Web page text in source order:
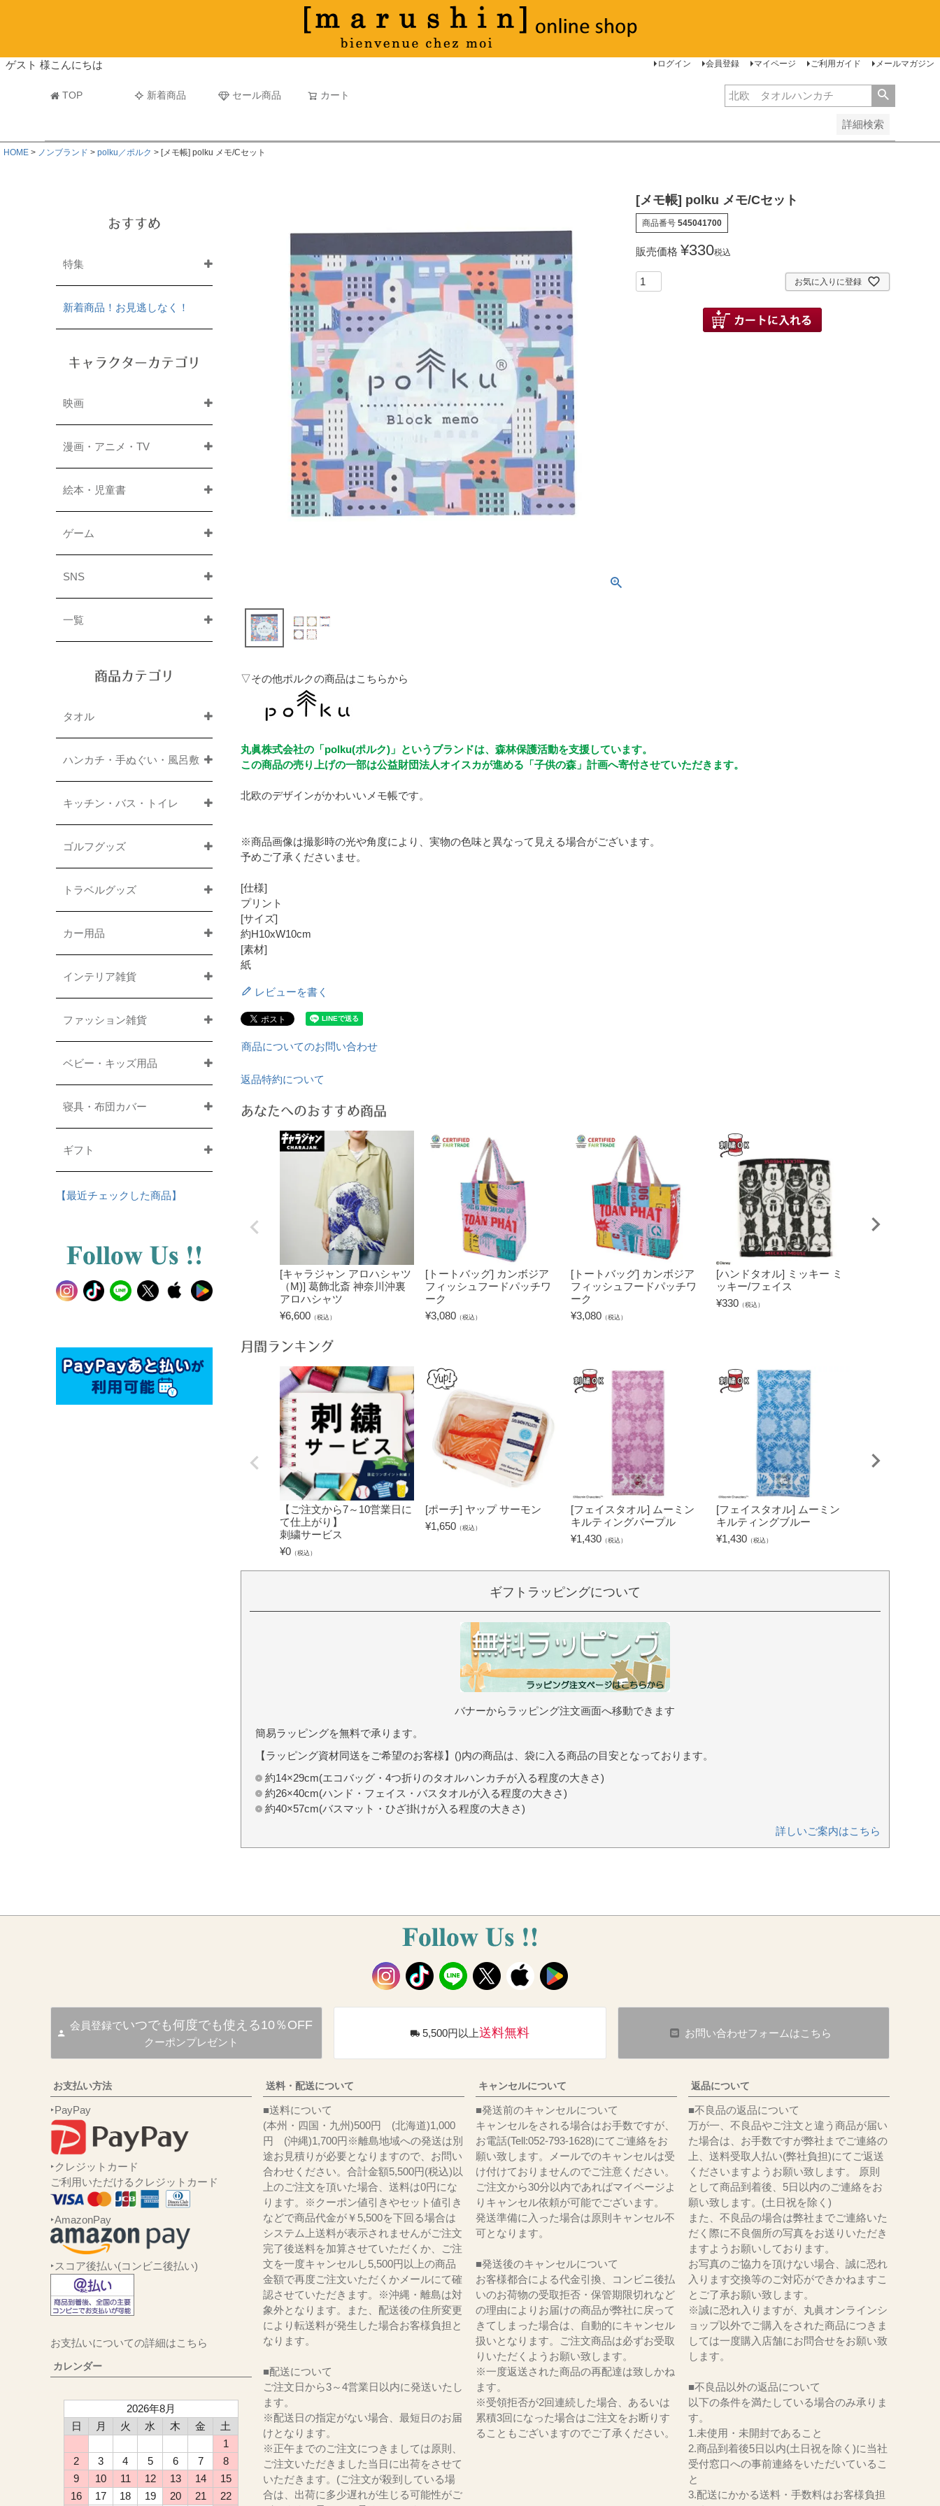
ゲスト 様こんにちは ログイン 会員登録 マイページ ご利用ガイド メールマガジン
TOP 新着商品 セール商品 カート
詳細検索
マフラータオル
並び順
新着順
古い順 価格が安い順
HOME ノンブランド polku／ポルク [メモ帳] polku メモ/Cセット
おすすめ
特集
新着商品！お見逃しなく！
キャラクターカテゴリ
映画
漫画・アニメ・TV
絵本・児童書
ゲーム
SNS
一覧
商品カテゴリ
タオル
ハンカチ・手ぬぐい・風呂敷
キッチン・バス・トイレ
ゴルフグッズ
トラベルグッズ
カー用品
インテリア雑貨
ファッション雑貨
ベビー・キッズ用品
寝具・布団カバー
ギフト
【最近チェックした商品】
[メモ帳] polku メモ/Cセット
商品番号 545041700
販売価格 ¥330税込
お気に入りに登録
▽その他ポルクの商品はこちらから
丸眞株式会社の「polku(ポルク)」というブランドは、森林保護活動を支援しています。
この商品の売り上げの一部は公益財団法人オイスカが進める「子供の森」計画へ寄付させていただきます。
北欧のデザインがかわいいメモ帳です。
※商品画像は撮影時の光や角度により、実物の色味と異なって見える場合がございます。
予めご了承くださいませ。
[仕様]
プリント
[サイズ]
約H10xW10cm
[素材]
紙
レビューを書く
商品についてのお問い合わせ
返品特約について
あなたへのおすすめ商品
[キャラジャン アロハシャツ
（M)] 葛飾北斎 神奈川沖裏
アロハシャツ
¥6,600 （税込）
[トートバッグ] カンボジア
フィッシュフードパッチワ
ーク
¥3,080 （税込）
[トートバッグ] カンボジア
フィッシュフードパッチワ
ーク
¥3,080 （税込）
[ハンドタオル] ミッキー ミ
ッキー/フェイス
¥330 （税込）
月間ランキング
【ご注文から7～10営業日に
て仕上がり】
刺繍サービス
¥0 （税込）
[ポーチ] ヤップ サーモン
¥1,650 （税込）
[フェイスタオル] ムーミン
キルティングパープル
¥1,430 （税込）
[フェイスタオル] ムーミン
キルティングブルー
¥1,430 （税込）
ギフトラッピングについて
バナーからラッピング注文画面へ移動できます
簡易ラッピングを無料で承ります。
【ラッピング資材同送をご希望のお客様】()内の商品は、袋に入る商品の目安となっております。
約14×29cm(エコバッグ・4つ折りのタオルハンカチが入る程度の大きさ)
約26×40cm(ハンド・フェイス・バスタオルが入る程度の大きさ)
約40×57cm(バスマット・ひざ掛けが入る程度の大きさ)
詳しいご案内はこちら
会員登録でいつでも何度でも使える10％OFF
クーポンプレゼント
5,500円以上送料無料 お問い合わせフォームはこちら
お支払い方法
‣PayPay
‣クレジットカード
ご利用いただけるクレジットカード
‣AmazonPay
‣スコア後払い(コンビニ後払い)
お支払いについての詳細はこちら
カレンダー
2026年8月
日
月 火 水 木 金
土
1
2
3 4 5 6 7
8
9
10 11 12 13 14
15
16
17 18 19 20 21 22
送料・配送について
■送料について
(本州・四国・九州)500円 (北海道)1,000
円 (沖縄)1,700円※離島地域への発送は別
途お見積りが必要となりますので、お問い
合わせください。合計金額5,500円(税込)以
上のご注文を頂いた場合、送料は0円にな
ります。※クーポン値引きやセット値引き
などで商品代金が￥5,500を下回る場合は
システム上送料が表示されませんがご注文
完了後送料を加算させていただくか、ご注
文を一度キャンセルし5,500円以上の商品
金額で再度ご注文いただくかメールにて確
認させていただきます。※沖縄・離島は対
象外となります。また、配送後の住所変更
により転送料が発生した場合お客様負担と
なります。
■配送について
ご注文日から3～4営業日以内に発送いたし
ます。
※配送日の指定がない場合、最短日のお届
けとなります。
※正午までのご注文につきましては原則、
ご注文いただきました当日に出荷をさせて
いただきます。(ご注文が殺到している場
合は、出荷に多少遅れが生じる可能性がご
キャンセルについて
■発送前のキャンセルについて
キャンセルをされる場合はお手数ですが、
お電話(Tell:052-793-1628)にてご連絡をお
願い致します。メールでのキャンセルは受
け付けておりませんのでご注意ください。
ご注文から30分以内であればマイページよ
りキャンセル依頼が可能でございます。
発送準備に入った場合は原則キャンセル不
可となります。
■発送後のキャンセルについて
お客様都合による代金引換、コンビニ後払
いのお荷物の受取拒否・保管期限切れなど
の理由によりお届けの商品が弊社に戻って
きてしまった場合は、自動的にキャンセル
扱いとなります。ご注文商品は必ずお受取
りいただくようお願い致します。
※一度返送された商品の再配達は致しかね
ます。
※受領拒否が2回連続した場合、あるいは
累積3回になった場合はご注文をお断りす
ることもございますのでご了承ください。
返品について
■不良品の返品について
万が一、不良品やご注文と違う商品が届い
た場合は、お手数ですが弊社までご連絡の
上、送料受取人払い(弊社負担)にてご返送
くださいますようお願い致します。 原則
として商品到着後、5日以内のご連絡をお
願い致します。(土日祝を除く)
また、不良品の場合は弊社までご連絡いた
だく際に不良個所の写真をお送りいただき
ますようお願いしております。
お写真のご協力を頂けない場合、誠に恐れ
入ります交換等のご対応ができかねますこ
とご了承お願い致します。
※誠に恐れ入りますが、丸眞オンラインシ
ョップ以外でご購入をされた商品につきま
しては一度購入店舗にお問合せをお願い致
します。
■不良品以外の返品について
以下の条件を満たしている場合のみ承りま
す。
1.未使用・未開封であること
2.商品到着後5日以内(土日祝を除く)に当社
受付窓口への事前連絡をいただいているこ
と
3.配送にかかる送料・手数料はお客様負担